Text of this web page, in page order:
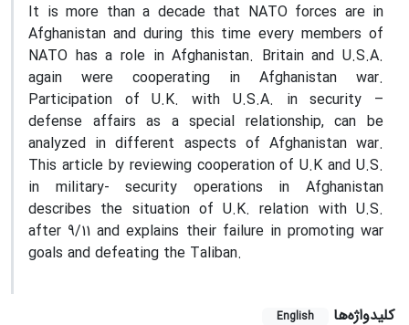
It is more than a decade that NATO forces are in
Afghanistan and during this time every members of
NATO has a role in Afghanistan. Britain and U.S.A.
again were cooperating in Afghanistan war.
Participation of U.K. with U.S.A. in security –
defense affairs as a special relationship, can be
analyzed in different aspects of Afghanistan war.
This article by reviewing cooperation of U.K and U.S.
in military- security operations in Afghanistan
describes the situation of U.K. relation with U.S.
after 9/11 and explains their failure in promoting war
goals and defeating the Taliban.
کلیدواژه‌ها English